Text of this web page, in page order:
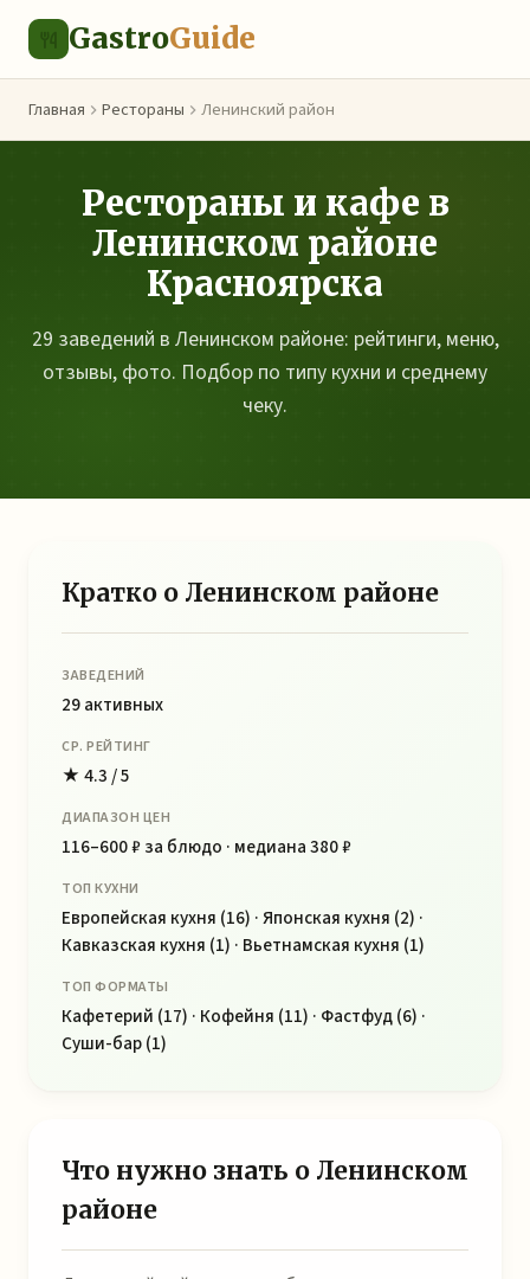
GastroGuide
Главная Рестораны Ленинский район
Рестораны и кафе в
Ленинском районе
Красноярска
29 заведений в Ленинском районе: рейтинги, меню,
отзывы, фото. Подбор по типу кухни и среднему
чеку.
Кратко о Ленинском районе
ЗАВЕДЕНИЙ
29 активных
СР. РЕЙТИНГ
★ 4.3 / 5
ДИАПАЗОН ЦЕН
116–600 ₽ за блюдо · медиана 380 ₽
ТОП КУХНИ
Европейская кухня (16) · Японская кухня (2) ·
Кавказская кухня (1) · Вьетнамская кухня (1)
ТОП ФОРМАТЫ
Кафетерий (17) · Кофейня (11) · Фастфуд (6) ·
Суши-бар (1)
Что нужно знать о Ленинском
районе